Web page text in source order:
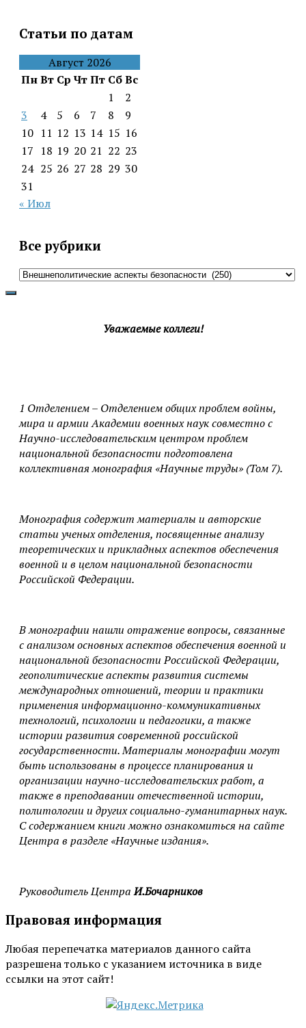
Статьи по датам
Август 2026
ПнВт Ср ЧтПт СбВс
1
2
3
4 5 6 7 8
9
10 11 12 13 14 15 16
17 18 19 20 21 22 23
24 25 26 27 28 29 30
31
« Июл
Все рубрики
Все
Уважаемые коллеги!
1 Отделением – Отделением общих проблем войны,
мира и армии Академии военных наук совместно с
Научно-исследовательским центром проблем
национальной безопасности подготовлена
коллективная монография «Научные труды» (Том 7).
Монография содержит материалы и авторские
статьи ученых отделения, посвященные анализу
теоретических и прикладных аспектов обеспечения
военной и в целом национальной безопасности
Российской Федерации.
В монографии нашли отражение вопросы, связанные
с анализом основных аспектов обеспечения военной и
национальной безопасности Российской Федерации,
геополитические аспекты развития системы
международных отношений, теории и практики
применения информационно-коммуникативных
технологий, психологии и педагогики, а также
истории развития современной российской
государственности. Материалы монографии могут
быть использованы в процессе планирования и
организации научно-исследовательских работ, а
также в преподавании отечественной истории,
политологии и других социально-гуманитарных наук.
С содержанием книги можно ознакомиться на сайте
Центра в разделе «Научные издания».
Руководитель ЦентраИ.Бочарников
Правовая информация
Любая перепечатка материалов данного сайта
разрешена только с указанием источника в виде
ссылки на этот сайт!